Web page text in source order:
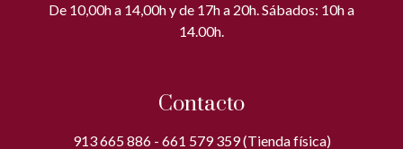
De 10,00h a 14,00h y de 17h a 20h. Sábados: 10h a
14.00h.
Contacto
913 665 886 - 661 579 359 (Tienda física)